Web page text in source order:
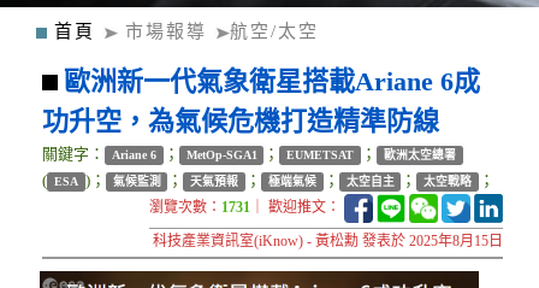
首頁 市場報導 航空/太空
歐洲新一代氣象衛星搭載Ariane 6成
功升空，為氣候危機打造精準防線
關鍵字： Ariane 6 ； MetOp-SGA1 ； EUMETSAT ； 歐洲太空總署
( ESA )； 氣候監測 ； 天氣預報 ； 極端氣候 ； 太空自主 ； 太空戰略 ；
瀏覽次數： 1731 ｜ 歡迎推文：
科技產業資訊室(iKnow) - 黃松勳 發表於 2025年8月15日